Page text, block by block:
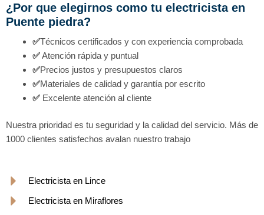
¿Por que elegirnos como tu electricista en
Puente piedra?
✅Técnicos certificados y con experiencia comprobada
✅Atención rápida y puntual
✅Precios justos y presupuestos claros
✅Materiales de calidad y garantía por escrito
✅ Excelente atención al cliente
Nuestra prioridad es tu seguridad y la calidad del servicio. Más de
1000 clientes satisfechos avalan nuestro trabajo
Electricista en Lince
Electricista en Miraflores